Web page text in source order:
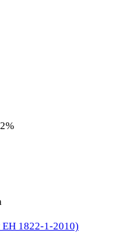
1822-1-2010)